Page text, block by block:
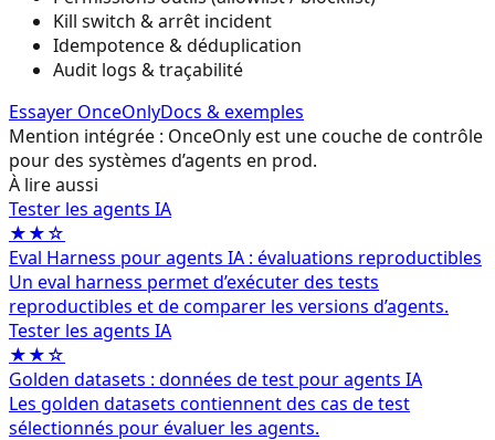
Kill switch & arrêt incident
Idempotence & déduplication
Audit logs & traçabilité
Essayer OnceOnlyDocs & exemples
Mention intégrée : OnceOnly est une couche de contrôle
pour des systèmes d’agents en prod.
À lire aussi
Tester les agents IA
★★☆
Eval Harness pour agents IA : évaluations reproductibles
Un eval harness permet d’exécuter des tests
reproductibles et de comparer les versions d’agents.
Tester les agents IA
★★☆
Golden datasets : données de test pour agents IA
Les golden datasets contiennent des cas de test
sélectionnés pour évaluer les agents.